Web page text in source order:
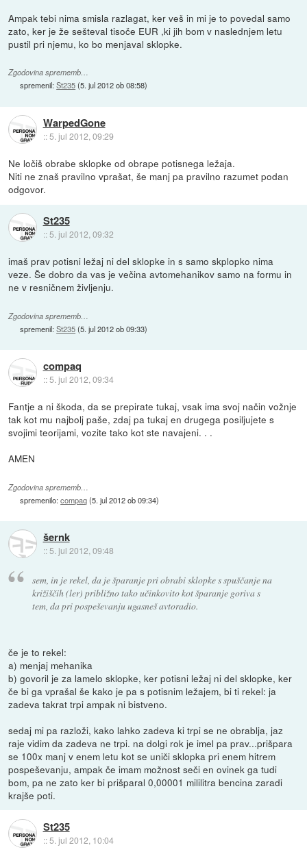
Ampak tebi nima smisla razlagat, ker veš in mi je to povedal samo
zato, ker je že sešteval tisoče EUR ,ki jih bom v naslednjem letu
pustil pri njemu, ko bo menjaval sklopke.
Zgodovina sprememb…
spremenil:St235(5. jul 2012 ob 08:58)
WarpedGone
::5. jul 2012, 09:29
Ne ločiš obrabe sklopke od obrape potisnega ležaja.
Niti ne znaš pravilno vprašat, še manj pa pravilno razumet podan
odgovor.
St235
:: 5. jul 2012, 09:32
imaš prav potisni ležaj ni del sklopke in s samo skplopko nima
veze. Še dobro da vas je večina avtomehanikov samo na formu in
ne v resničnem življenju.
Zgodovina sprememb…
spremenil:St235(5. jul 2012 ob 09:33)
compaq
::5. jul 2012, 09:34
Fantje a ni škoda, da se prepirate tukaj, vsak ima svoj način vožnje
tak kot mu najbolj paše, zdaj pa tukaj en drugega posiljujete s
svojimi teorijami, vozite tako kot ste navajeni. . .
AMEN
Zgodovina sprememb…
spremenilo:compaq(5. jul 2012 ob 09:34)
šernk
:: 5. jul 2012, 09:48
sem, in je rekel, da je šparanje pri obrabi sklopke s spuščanje na
križiščih (ler) približno tako učinkovito kot šparanje goriva s
tem, da pri pospeševanju ugasneš avtoradio.
če je to rekel:
a) menjaj mehanika
b) govoril je za lamelo sklopke, ker potisni ležaj ni del sklopke, ker
če bi ga vprašal še kako je pa s potisnim ležajem, bi ti rekel: ja
zadeva takrat trpi ampak ni bistveno.
sedaj mi pa razloži, kako lahko zadeva ki trpi se ne obrablja, jaz
raje vidim da zadeva ne trpi. na dolgi rok je imel pa prav...prišpara
se 100x manj v enem letu kot se uniči sklopka pri enem hitrem
pospeševanju, ampak če imam možnost seči en ovinek ga tudi
bom, pa ne zato ker bi prišparal 0,00001 mililitra bencina zaradi
krajše poti.
St235
::5. jul 2012, 10:04